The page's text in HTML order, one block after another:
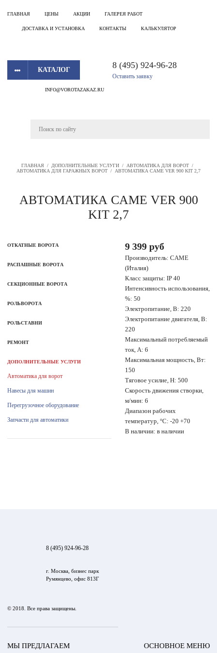
ГЛАВНАЯ ЦЕНЫ АКЦИИ ГАЛЕРЕЯ РАБОТ
ДОСТАВКА И УСТАНОВКА КОНТАКТЫ КАЛЬКУЛЯТОР
КАТАЛОГ 8 (495) 924-96-28
Оставить заявку
INFO@VOROTAZAKAZ.RU
ГЛАВНАЯ / ДОПОЛНИТЕЛЬНЫЕ УСЛУГИ / АВТОМАТИКА ДЛЯ ВОРОТ /
АВТОМАТИКА ДЛЯ ГАРАЖНЫХ ВОРОТ / АВТОМАТИКА CAME VER 900 KIT 2,7
АВТОМАТИКА CAME VER 900
KIT 2,7
ОТКАТНЫЕ ВОРОТА
РАСПАШНЫЕ ВОРОТА
СЕКЦИОННЫЕ ВОРОТА
РОЛЬВОРОТА
РОЛЬСТАВНИ
РЕМОНТ
ДОПОЛНИТЕЛЬНЫЕ УСЛУГИ
Автоматика для ворот
Навесы для машин
Перегрузочное оборудование
Запчасти для автоматики
9 399 руб
Производитель: CAME
(Италия)
Класс защиты: IP 40
Интенсивность использования,
%: 50
Электропитание, В: 220
Электропитание двигателя, В:
220
Максимальный потребляемый
ток, А: 6
Максимальная мощность, Вт:
150
Тяговое усилие, Н: 500
Скорость движения створки,
м/мин: 6
Диапазон рабочих
температур, °С: -20 +70
В наличии: в наличии
8 (495) 924-96-28
г. Москва, бизнес парк
Румянцево, офис 813Г
© 2018. Все права защищены.
МЫ ПРЕДЛАГАЕМ ОСНОВНОЕ МЕНЮ